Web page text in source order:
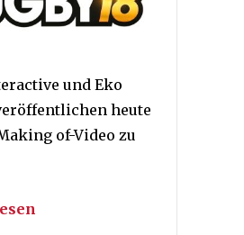
und Eko
heute
of-Video zu